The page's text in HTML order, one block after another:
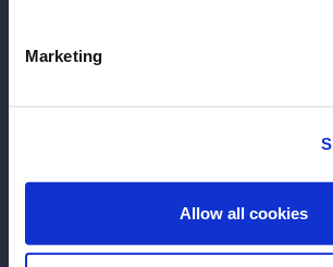
Marketing
Allow all cookies
ENTRAR
alimento e bebidas como um
complementam. É uma diretriz mais
onde as adocicadas do drink
do peixe, que também tem sua
contrastada pelo amargor e baixo
os sabores cítricos/laranja do